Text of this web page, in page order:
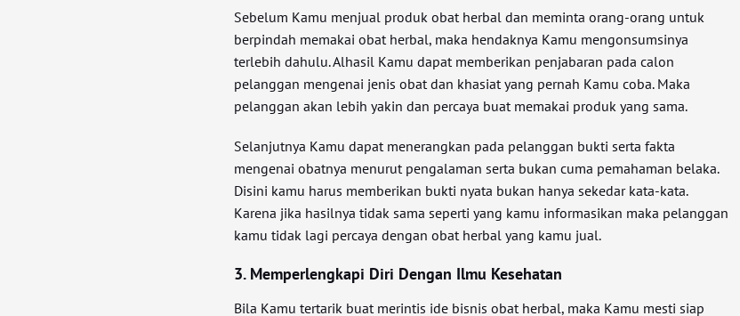
Sebelum Kamu menjual produk obat herbal dan meminta orang-orang untuk
berpindah memakai obat herbal, maka hendaknya Kamu mengonsumsinya
terlebih dahulu. Alhasil Kamu dapat memberikan penjabaran pada calon
pelanggan mengenai jenis obat dan khasiat yang pernah Kamu coba. Maka
pelanggan akan lebih yakin dan percaya buat memakai produk yang sama.
Selanjutnya Kamu dapat menerangkan pada pelanggan bukti serta fakta
mengenai obatnya menurut pengalaman serta bukan cuma pemahaman belaka.
Disini kamu harus memberikan bukti nyata bukan hanya sekedar kata-kata.
Karena jika hasilnya tidak sama seperti yang kamu informasikan maka pelanggan
kamu tidak lagi percaya dengan obat herbal yang kamu jual.
3. Memperlengkapi Diri Dengan Ilmu Kesehatan
Bila Kamu tertarik buat merintis ide bisnis obat herbal, maka Kamu mesti siap